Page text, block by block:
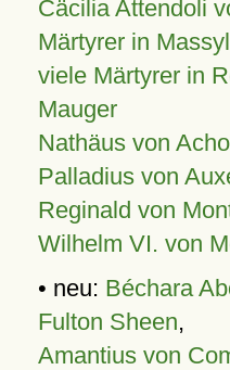
Cäcilia Attendoli
Märtyrer in
viele Märtyrer in
Mauger
Nathäus von
Palladius von
Reginald von
Wilhelm VI. von
• neu: Béchara
Fulton Sheen,
Amantius von